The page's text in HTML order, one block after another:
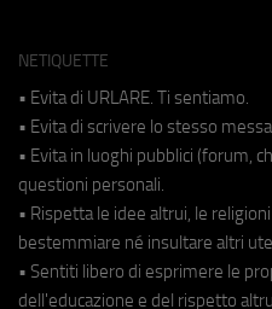
NETIQUETTE
• Evita di URLARE. Ti sentiamo.
• Evita di scrivere lo stesso
• Evita in luoghi pubblici (forum,
questioni personali.
• Rispetta le idee altrui, le
bestemmiare né insultare altri
• Sentiti libero di esprimere le
dell'educazione e del rispetto